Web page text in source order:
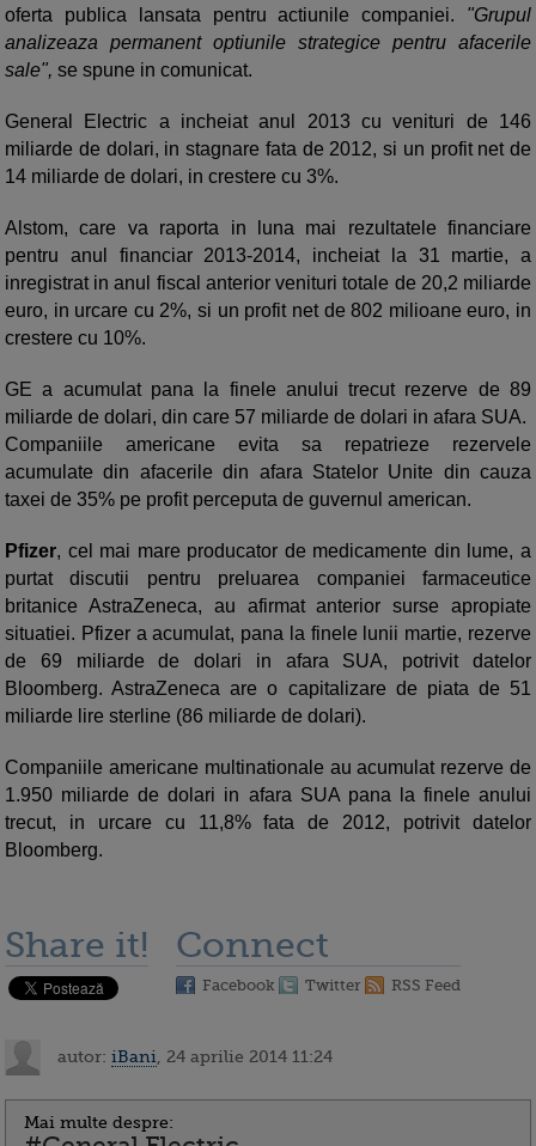
oferta publica lansata pentru actiunile companiei. "Grupul
analizeaza permanent optiunile strategice pentru afacerile
sale", se spune in comunicat.
General Electric a incheiat anul 2013 cu venituri de 146
miliarde de dolari, in stagnare fata de 2012, si un profit net de
14 miliarde de dolari, in crestere cu 3%.
Alstom, care va raporta in luna mai rezultatele financiare
pentru anul financiar 2013-2014, incheiat la 31 martie, a
inregistrat in anul fiscal anterior venituri totale de 20,2 miliarde
euro, in urcare cu 2%, si un profit net de 802 milioane euro, in
crestere cu 10%.
GE a acumulat pana la finele anului trecut rezerve de 89
miliarde de dolari, din care 57 miliarde de dolari in afara SUA.
Companiile americane evita sa repatrieze rezervele
acumulate din afacerile din afara Statelor Unite din cauza
taxei de 35% pe profit perceputa de guvernul american.
Pfizer, cel mai mare producator de medicamente din lume, a
purtat discutii pentru preluarea companiei farmaceutice
britanice AstraZeneca, au afirmat anterior surse apropiate
situatiei. Pfizer a acumulat, pana la finele lunii martie, rezerve
de 69 miliarde de dolari in afara SUA, potrivit datelor
Bloomberg. AstraZeneca are o capitalizare de piata de 51
miliarde lire sterline (86 miliarde de dolari).
Companiile americane multinationale au acumulat rezerve de
1.950 miliarde de dolari in afara SUA pana la finele anului
trecut, in urcare cu 11,8% fata de 2012, potrivit datelor
Bloomberg.
Share it! Connect
Facebook Twitter RSS Feed
autor: iBani , 24 aprilie 2014 11:24
Mai multe despre: